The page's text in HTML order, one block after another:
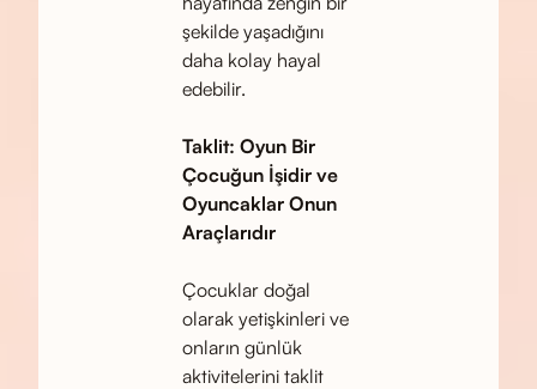
şekilde yaşadığını
daha kolay hayal
edebilir.
Taklit: Oyun Bir
Çocuğun İşidir ve
Oyuncaklar Onun
Araçlarıdır
Çocuklar doğal
olarak yetişkinleri ve
onların günlük
aktivitelerini taklit